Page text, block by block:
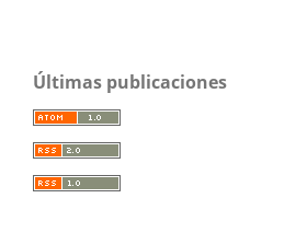
Últimas publicaciones